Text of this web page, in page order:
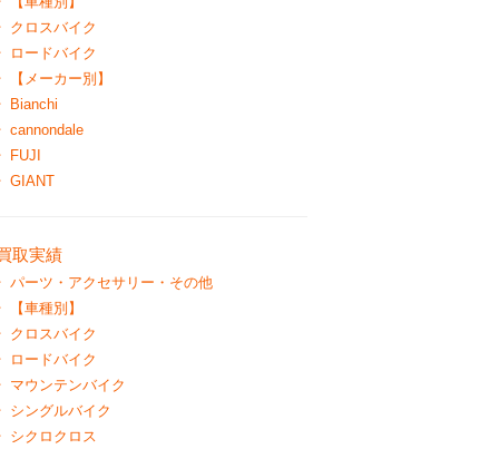
クロスバイク
ロードバイク
【メーカー別】
Bianchi
cannondale
FUJI
GIANT
取実績
パーツ・アクセサリー・その他
【車種別】
クロスバイク
ロードバイク
マウンテンバイク
シングルバイク
シクロクロス